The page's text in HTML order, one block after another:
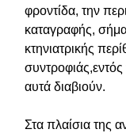
φροντίδα, την
καταγραφής,
κτηνιατρικής
αυτά διαβιούν.
Στα πλαίσια της